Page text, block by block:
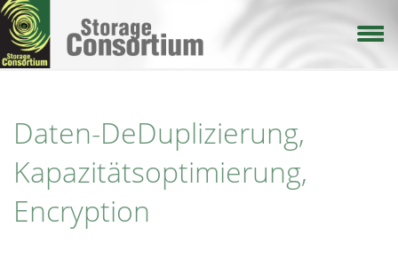
Direkt
zum
Inhalt
Daten-DeDuplizierung,
Kapazitätsoptimierung,
Encryption